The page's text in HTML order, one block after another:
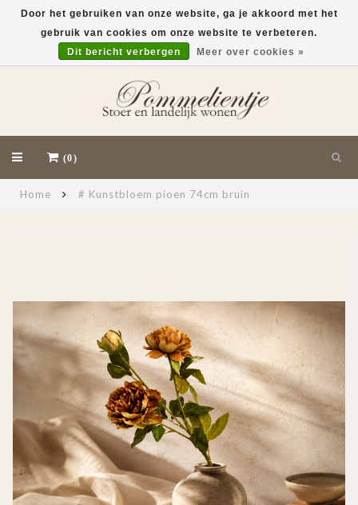
(0)
Home # Kunstbloem pioen 74cm bruin
Door het gebruiken van onze website, ga je akkoord met het
gebruik van cookies om onze website te verbeteren.
Dit bericht verbergen
Meer over cookies »